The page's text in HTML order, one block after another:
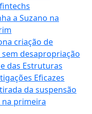
a Suzano na
criação de
desapropriação
das Estruturas
Eficazes
da suspensão
primeira